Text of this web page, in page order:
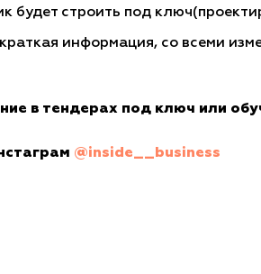
будет строить под
информация, со всеми
в тендерах под ключ или
@inside__business